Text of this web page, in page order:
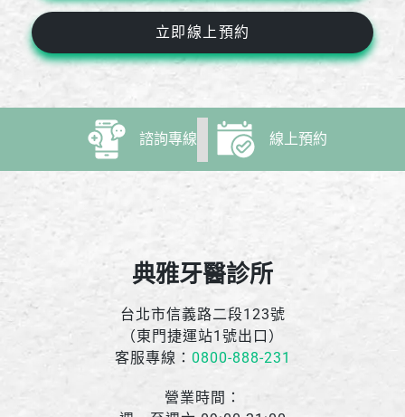
立即線上預約
諮詢專線 線上預約
典雅牙醫診所
台北市信義路二段123號
（東門捷運站1號出口）
客服專線： 0800-888-231
營業時間：